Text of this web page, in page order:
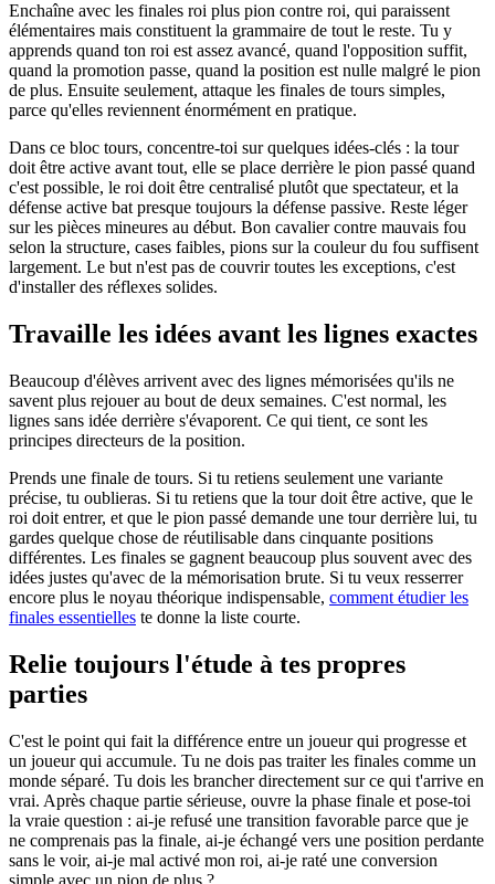
Enchaîne avec les finales roi plus pion contre roi, qui paraissent
élémentaires mais constituent la grammaire de tout le reste. Tu y
apprends quand ton roi est assez avancé, quand l'opposition suffit,
quand la promotion passe, quand la position est nulle malgré le pion
de plus. Ensuite seulement, attaque les finales de tours simples,
parce qu'elles reviennent énormément en pratique.
Dans ce bloc tours, concentre-toi sur quelques idées-clés : la tour
doit être active avant tout, elle se place derrière le pion passé quand
c'est possible, le roi doit être centralisé plutôt que spectateur, et la
défense active bat presque toujours la défense passive. Reste léger
sur les pièces mineures au début. Bon cavalier contre mauvais fou
selon la structure, cases faibles, pions sur la couleur du fou suffisent
largement. Le but n'est pas de couvrir toutes les exceptions, c'est
d'installer des réflexes solides.
Travaille les idées avant les lignes exactes
Beaucoup d'élèves arrivent avec des lignes mémorisées qu'ils ne
savent plus rejouer au bout de deux semaines. C'est normal, les
lignes sans idée derrière s'évaporent. Ce qui tient, ce sont les
principes directeurs de la position.
Prends une finale de tours. Si tu retiens seulement une variante
précise, tu oublieras. Si tu retiens que la tour doit être active, que le
roi doit entrer, et que le pion passé demande une tour derrière lui, tu
gardes quelque chose de réutilisable dans cinquante positions
différentes. Les finales se gagnent beaucoup plus souvent avec des
idées justes qu'avec de la mémorisation brute. Si tu veux resserrer
encore plus le noyau théorique indispensable, comment étudier les
finales essentielles te donne la liste courte.
Relie toujours l'étude à tes propres
parties
C'est le point qui fait la différence entre un joueur qui progresse et
un joueur qui accumule. Tu ne dois pas traiter les finales comme un
monde séparé. Tu dois les brancher directement sur ce qui t'arrive en
vrai. Après chaque partie sérieuse, ouvre la phase finale et pose-toi
la vraie question : ai-je refusé une transition favorable parce que je
ne comprenais pas la finale, ai-je échangé vers une position perdante
sans le voir, ai-je mal activé mon roi, ai-je raté une conversion
simple avec un pion de plus ?